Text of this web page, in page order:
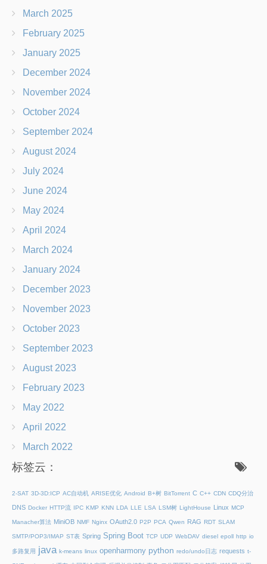
March 2025
February 2025
January 2025
December 2024
November 2024
October 2024
September 2024
August 2024
July 2024
June 2024
May 2024
April 2024
March 2024
January 2024
December 2023
November 2023
October 2023
September 2023
August 2023
February 2023
May 2022
April 2022
March 2022
标签云：
2-SAT 3D-3D:ICP AC自动机 ARISE优化 Android B+树 BitTorrent C C++ CDN CDQ分治
DNS Docker HTTP流 IPC KMP KNN LDA LLE LSA LSM树 LightHouse Linux MCP
Manacher算法 MiniOB NMF Nginx OAuth2.0 P2P PCA Qwen RAG RDT SLAM
SMTP/POP3/IMAP ST表 Spring Spring Boot TCP UDP WebDAV diesel epoll http io
多路复用 java k-means linux openharmony python redo/undo日志 requests t-